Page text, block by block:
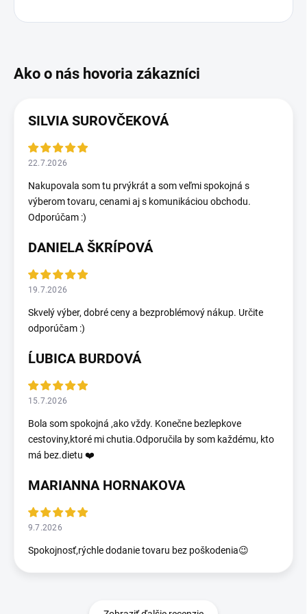
SILVIA SUROVČEKOVÁ
22.7.2026
Nakupovala som tu prvýkrát a som veľmi spokojná s
výberom tovaru, cenami aj s komunikáciou obchodu.
Odporúčam :)
DANIELA ŠKRÍPOVÁ
19.7.2026
Skvelý výber, dobré ceny a bezproblémový nákup. Určite
odporúčam :)
ĹUBICA BURDOVÁ
15.7.2026
Bola som spokojná ,ako vždy. Konečne bezlepkove
cestoviny,ktoré mi chutia.Odporučila by som každému, kto
má bez.dietu ❤️
MARIANNA HORNAKOVA
9.7.2026
Spokojnosť,rýchle dodanie tovaru bez poškodenia😉